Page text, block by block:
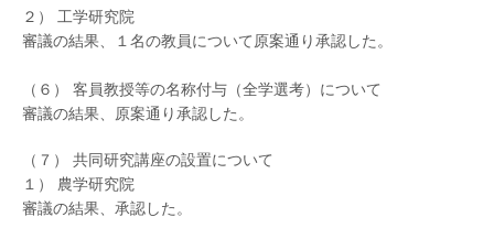
２） 工学研究院
審議の結果、１名の教員について原案通り承認した。
（６） 客員教授等の名称付与（全学選考）について
審議の結果、原案通り承認した。
（７） 共同研究講座の設置について
１） 農学研究院
審議の結果、承認した。